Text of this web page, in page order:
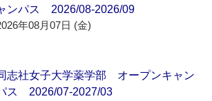
ンパス 2026/08-2026/09
年08月07日 (金)
志社女子大学薬学部 オープンキャン
ス 2026/07-2027/03